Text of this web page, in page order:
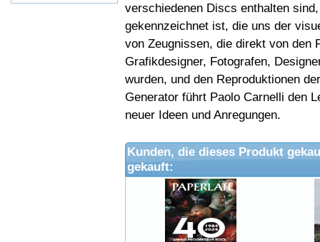
verschiedenen Discs enthalten
gekennzeichnet ist, die uns der
von Zeugnissen, die direkt von den
Grafikdesigner, Fotografen,
wurden, und den Reproduktionen
Generator führt Paolo Carnelli den
neuer Ideen und Anregungen.
Kunden, die dieses Produkt
gekauft: